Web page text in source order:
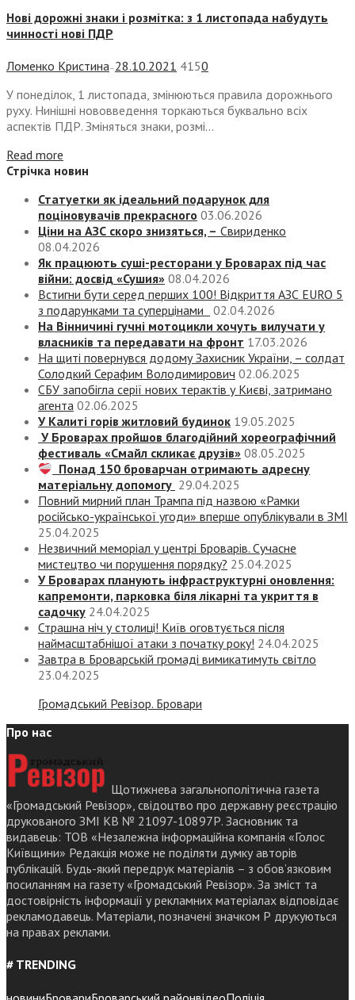
Нові дорожні знаки і розмітка: з 1 листопада набудуть
чинності нові ПДР
Ломенко Кристина— 28.10.2021 4150
У понеділок, 1 листопада, змінюються правила дорожнього
руху. Нинішні нововведення торкаються буквально всіх
аспектів ПДР. Зміняться знаки, розмі...
Read more
Стрічка новин
Статуетки як ідеальний подарунок для
поціновувачів прекрасного 03.06.2026
Ціни на АЗС скоро знизяться, – Свириденко
08.04.2026
Як працюють суші-ресторани у Броварах під час
війни: досвід «Сушия» 08.04.2026
Встигни бути серед перших 100! Відкриття АЗС EURO 5
з подарунками та суперцінами
02.04.2026
На Вінничині гучні мотоцикли хочуть вилучати у
власників та передавати на фронт 17.03.2026
На щиті повернувся додому Захисник України, – солдат
Солодкий Серафим Володимирович 02.06.2025
СБУ запобігла серії нових терактів у Києві, затримано
агента 02.06.2025
У Калиті горів житловий будинок 19.05.2025
У Броварах пройшов благодійний хореографічний
фестиваль «Смайл скликає друзів» 08.05.2025
Понад 150 броварчан отримають адресну
матеріальну допомогу 29.04.2025
Повний мирний план Трампа під назвою «‎Рамки
російсько-української угоди» вперше опублікували в ЗМІ
25.04.2025
Незвичний меморіал у центрі Броварів. Сучасне
мистецтво чи порушення порядку? 25.04.2025
У Броварах планують інфраструктурні оновлення:
капремонти, парковка біля лікарні та укриття в
садочку 24.04.2025
Страшна ніч у столиці! Київ оговтується після
наймасштабнішої атаки з початку року! 24.04.2025
Завтра в Броварській громаді вимикатимуть світло
23.04.2025
Громадський Ревізор. Бровари
Про нас
Щотижнева загальнополітична газета
«Громадський Ревізор», свідоцтво про державну реєстрацію
друкованого ЗМІ КВ № 21097-10897Р. Засновник та
видавець: ТОВ «Незалежна інформаційна компанія «Голос
Київщини» Редакція може не поділяти думку авторів
публікацій. Будь-який передрук матеріалів – з обов’язковим
посиланням на газету «Громадський Ревізор». За зміст та
достовірність інформації у рекламних матеріалах відповідає
рекламодавець. Матеріали, позначені значком Р друкуються
на правах реклами.
# TRENDING